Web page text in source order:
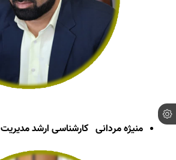
منیژه مردانی کارشناسی ارشد مدیریت